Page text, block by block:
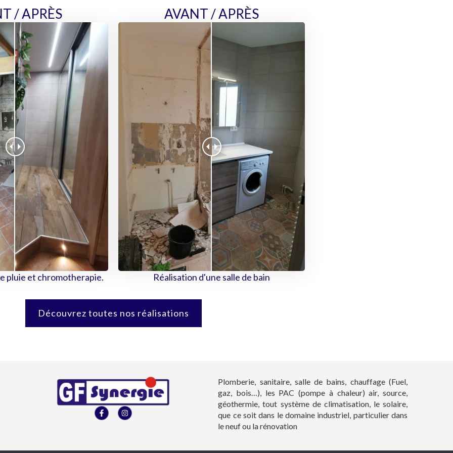
/ APRÈS
pluie et chromotherapie.
AVANT / APRÈS
Réalisation d'une salle de bain
Découvrez toutes nos réalisations
F
a
c
I
n
s
Plomberie, sanitaire, salle de bains, chauffage (Fuel,
gaz, bois…), les PAC (pompe à chaleur) air, source,
géothermie, tout système de climatisation, le solaire,
que ce soit dans le domaine industriel, particulier dans
le neuf ou la rénovation